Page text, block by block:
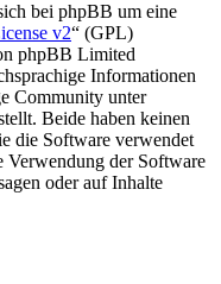
bei phpBB um eine
v2“ (GPL)
phpBB Limited
Informationen
Community unter
Beide haben keinen
die Software verwendet
Verwendung der Software
oder auf Inhalte